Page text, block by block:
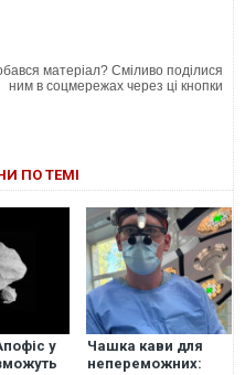
матеріал? Сміливо поділися
ним в соцмережах через ці кнопки
ПО ТЕМІ
у
Чашка кави для
непереможних: